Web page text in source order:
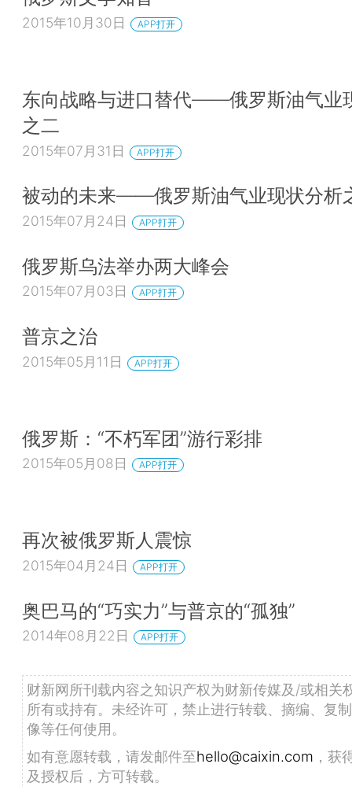
2015年10月30日 APP打开
东向战略与进口替代——俄罗斯油气业
之二
2015年07月31日 APP打开
被动的未来——俄罗斯油气业现状分析
2015年07月24日 APP打开
俄罗斯乌法举办两大峰会
2015年07月03日 APP打开
普京之治
2015年05月11日 APP打开
俄罗斯：“不朽军团”游行彩排
2015年05月08日 APP打开
再次被俄罗斯人震惊
2015年04月24日 APP打开
奥巴马的“巧实力”与普京的“孤独”
2014年08月22日 APP打开
财新网所刊载内容之知识产权为财新传媒及/或相关
所有或持有。未经许可，禁止进行转载、摘编、复
像等任何使用。
如有意愿转载，请发邮件至hello@caixin.com ，获
及授权后，方可转载。